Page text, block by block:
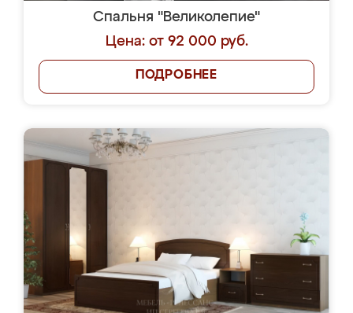
Спальня "Великолепие"
Цена: от 92 000 руб.
ПОДРОБНЕЕ